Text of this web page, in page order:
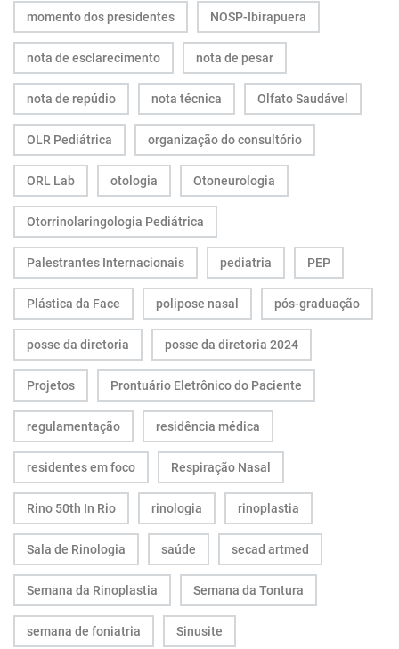
momento dos presidentes NOSP-Ibirapuera
nota de esclarecimento nota de pesar
nota de repúdio nota técnica Olfato Saudável
OLR Pediátrica organização do consultório
ORL Lab otologia Otoneurologia
Otorrinolaringologia Pediátrica
Palestrantes Internacionais pediatria PEP
Plástica da Face polipose nasal pós-graduação
posse da diretoria posse da diretoria 2024
Projetos Prontuário Eletrônico do Paciente
regulamentação residência médica
residentes em foco Respiração Nasal
Rino 50th In Rio rinologia rinoplastia
Sala de Rinologia saúde secad artmed
Semana da Rinoplastia Semana da Tontura
semana de foniatria Sinusite